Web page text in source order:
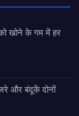
को खोने के गम में हर
और बंदूकें दोनों